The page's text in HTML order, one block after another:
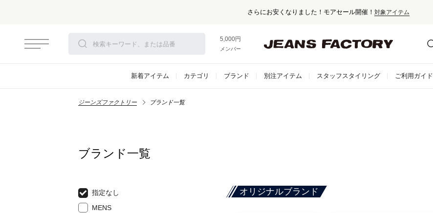
さらにお安くなりました！モアセール開催！ 対象アイテム
5,000円以上お買い上げで送料無料！
メンバー登録でお得な情報をゲット。さらに詳しく
新着アイテム カテゴリ ブランド 別注アイテム スタッフスタイリング ご利用ガイド
ジーンズファクトリー ブランド一覧
ブランド一覧
指定なし
MENS
オリジナルブランド